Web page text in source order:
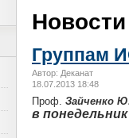
Новости
Группам
Автор: Деканат
18.07.2013 18:48
Проф. Зайченко
в понедельник